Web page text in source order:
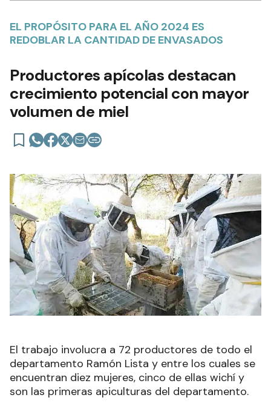
EL PROPÓSITO PARA EL AÑO 2024 ES
REDOBLAR LA CANTIDAD DE ENVASADOS
Productores apícolas destacan
crecimiento potencial con mayor
volumen de miel
El trabajo involucra a 72 productores de todo el
departamento Ramón Lista y entre los cuales se
encuentran diez mujeres, cinco de ellas wichí y
son las primeras apiculturas del departamento.